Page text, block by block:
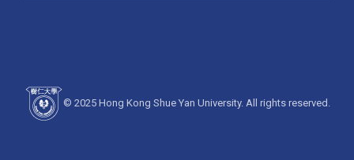
© 2025 Hong Kong Shue Yan University. All rights reserved.